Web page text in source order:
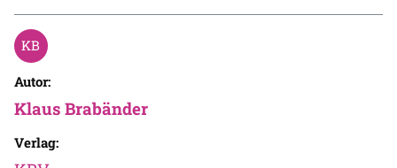
Autor:
Klaus Brabänder
Verlag: